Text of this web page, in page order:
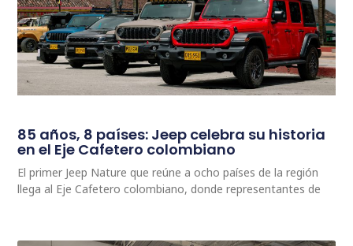
85 años, 8 países: Jeep celebra su historia
en el Eje Cafetero colombiano
El primer Jeep Nature que reúne a ocho países de la región
llega al Eje Cafetero colombiano, donde representantes de